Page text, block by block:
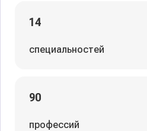
14
специальностей
90
профессий